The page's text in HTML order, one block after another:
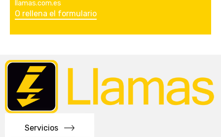
llamas.com.es
O rellena el formulario
Servicios